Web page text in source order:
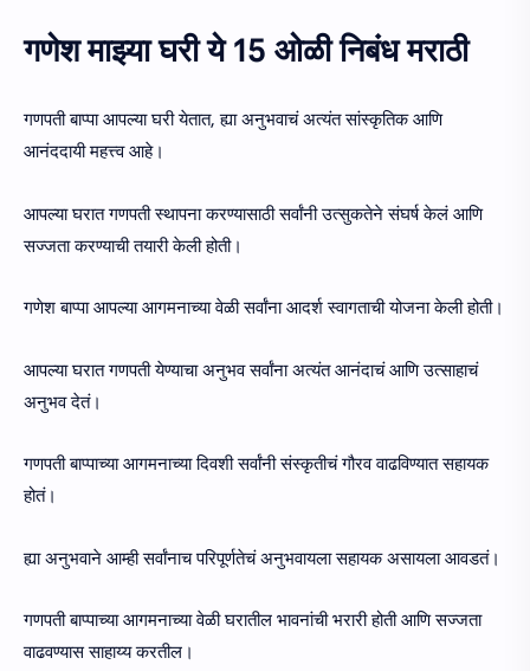
गणेश माझ्या घरी ये 15 ओळी निबंध मराठी
गणपती बाप्पा आपल्या घरी येतात, ह्या अनुभवाचं अत्यंत सांस्कृतिक आणि
आनंददायी महत्त्व आहे।
आपल्या घरात गणपती स्थापना करण्यासाठी सर्वांनी उत्सुकतेने संघर्ष केलं आणि
सज्जता करण्याची तयारी केली होती।
गणेश बाप्पा आपल्या आगमनाच्या वेळी सर्वांना आदर्श स्वागताची योजना केली होती।
आपल्या घरात गणपती येण्याचा अनुभव सर्वांना अत्यंत आनंदाचं आणि उत्साहाचं
अनुभव देतं।
गणपती बाप्पाच्या आगमनाच्या दिवशी सर्वांनी संस्कृतीचं गौरव वाढविण्यात सहायक
होतं।
ह्या अनुभवाने आम्ही सर्वांनाच परिपूर्णतेचं अनुभवायला सहायक असायला आवडतं।
गणपती बाप्पाच्या आगमनाच्या वेळी घरातील भावनांची भरारी होती आणि सज्जता
वाढवण्यास साहाय्य करतील।